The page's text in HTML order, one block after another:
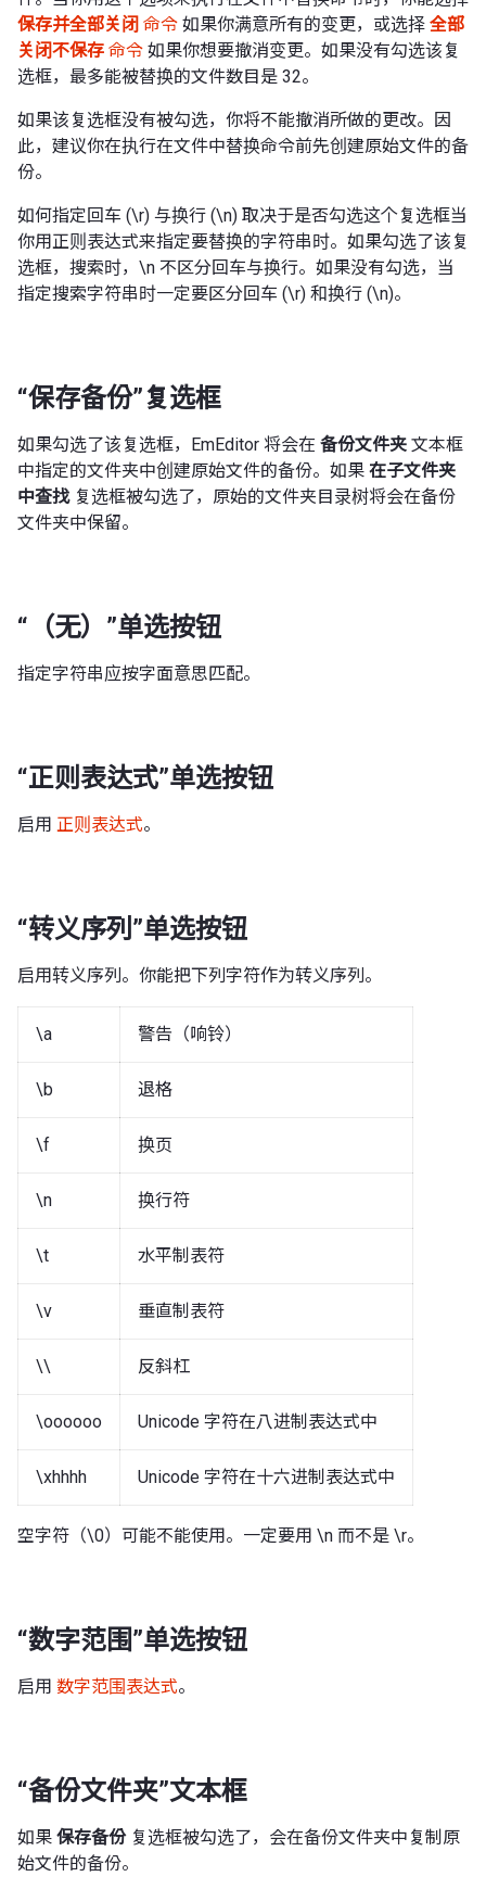
保存并全部关闭 命令 如果你满意所有的变更，或选择 全部
关闭不保存 命令 如果你想要撤消变更。如果没有勾选该复
选框，最多能被替换的文件数目是 32。
如果该复选框没有被勾选，你将不能撤消所做的更改。因
此，建议你在执行在文件中替换命令前先创建原始文件的备
份。
如何指定回车 (\r) 与换行 (\n) 取决于是否勾选这个复选框当
你用正则表达式来指定要替换的字符串时。如果勾选了该复
选框，搜索时，\n 不区分回车与换行。如果没有勾选，当
指定搜索字符串时一定要区分回车 (\r) 和换行 (\n)。
“保存备份”复选框
如果勾选了该复选框，EmEditor 将会在 备份文件夹 文本框
中指定的文件夹中创建原始文件的备份。如果 在子文件夹
中查找复选框被勾选了，原始的文件夹目录树将会在备份
文件夹中保留。
“（无）”单选按钮
指定字符串应按字面意思匹配。
“正则表达式”单选按钮
启用 正则表达式。
“转义序列”单选按钮
启用转义序列。你能把下列字符作为转义序列。
\a 警告（响铃）
\b 退格
\f 换页
\n 换行符
\t 水平制表符
\v 垂直制表符
\\ 反斜杠
\oooooo Unicode 字符在八进制表达式中
\xhhhh Unicode 字符在十六进制表达式中
空字符（\0）可能不能使用。一定要用 \n 而不是 \r。
“数字范围”单选按钮
启用 数字范围表达式。
“备份文件夹”文本框
如果 保存备份复选框被勾选了，会在备份文件夹中复制原
始文件的备份。